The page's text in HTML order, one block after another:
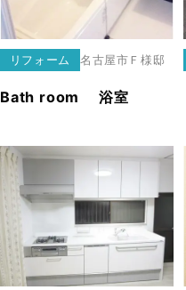
リフォーム 名古屋市Ｆ様邸
Bath room 浴室